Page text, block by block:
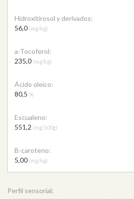
Hidroxitirosol y derivados:
56,0 (mg/kg)
a-Tocoferol:
235,0 (mg/kg)
Ácido oleico:
80,5 %
Escualeno:
551,2 (mg/100g)
B-caroteno:
5,00 (mg/kg)
Perfil sensorial: